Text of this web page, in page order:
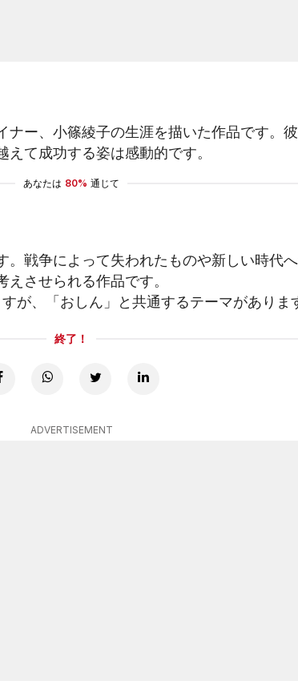
ナー、小篠綾子の生涯を描いた作品です。
て成功する姿は感動的です。
あなたは 80% 通じて
戦争によって失われたものや新しい時代
させられる作品です。
が、「おしん」と共通するテーマがありま
終了！
ADVERTISEMENT